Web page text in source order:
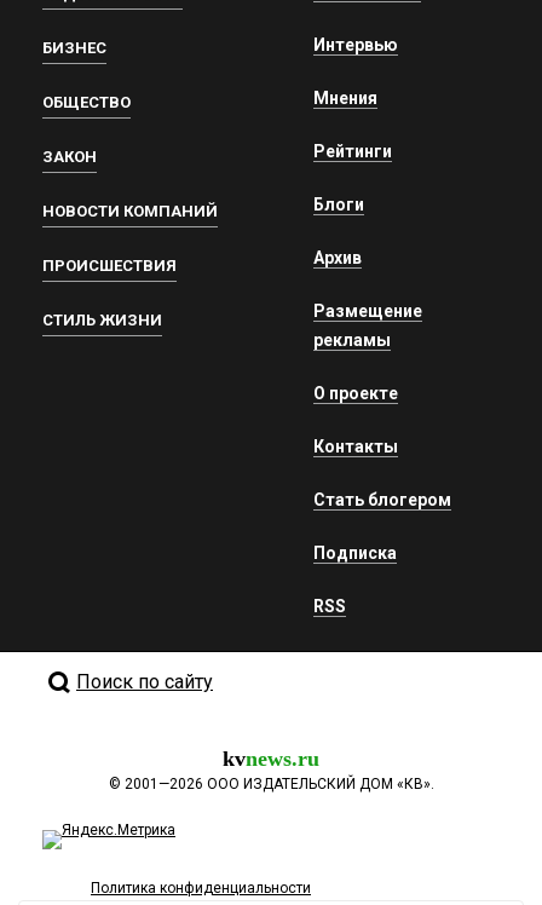
БИЗНЕС
ОБЩЕСТВО
ЗАКОН
НОВОСТИ КОМПАНИЙ
ПРОИСШЕСТВИЯ
СТИЛЬ ЖИЗНИ
Интервью
Мнения
Рейтинги
Блоги
Архив
Размещение
рекламы
О проекте
Контакты
Стать блогером
Подписка
RSS
Поиск по сайту
kvnews.ru
© 2001—2026 ООО ИЗДАТЕЛЬСКИЙ ДОМ «КВ».
Политика конфиденциальности